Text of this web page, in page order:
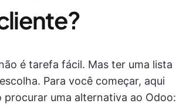
é tarefa fácil. Mas ter uma lista
Para você começar, aqui
uma alternativa ao Odoo: